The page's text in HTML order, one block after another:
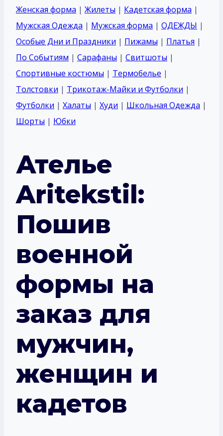
Женская форма | Жилеты | Кадетская форма |
Мужская Одежда | Мужская форма | ОДЕЖДЫ |
Особые Дни и Праздники | Пижамы | Платья |
По Событиям | Сарафаны | Свитшоты |
Спортивные костюмы | Термобелье |
Толстовки | Трикотаж-Майки и Футболки |
Футболки | Халаты | Худи | Школьная Одежда |
Шорты | Юбки
Ателье
Aritekstil:
Пошив
военной
формы на
заказ для
мужчин,
женщин и
кадетов